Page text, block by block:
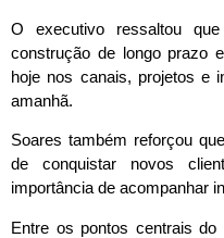
O executivo ressaltou
construção de longo prazo
hoje nos canais, projetos e
amanhã.
Soares também reforçou
de conquistar novos
importância de acompanhar
Entre os pontos centrais do